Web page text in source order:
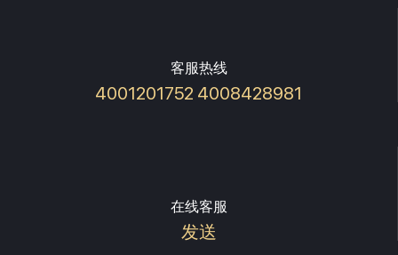
客服热线
4001201752 4008428981
在线客服
发送